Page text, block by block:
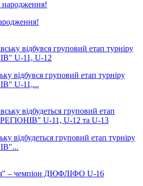
відбувся груповий етап турніру
U-11,...
відбудеться груповий етап турніру